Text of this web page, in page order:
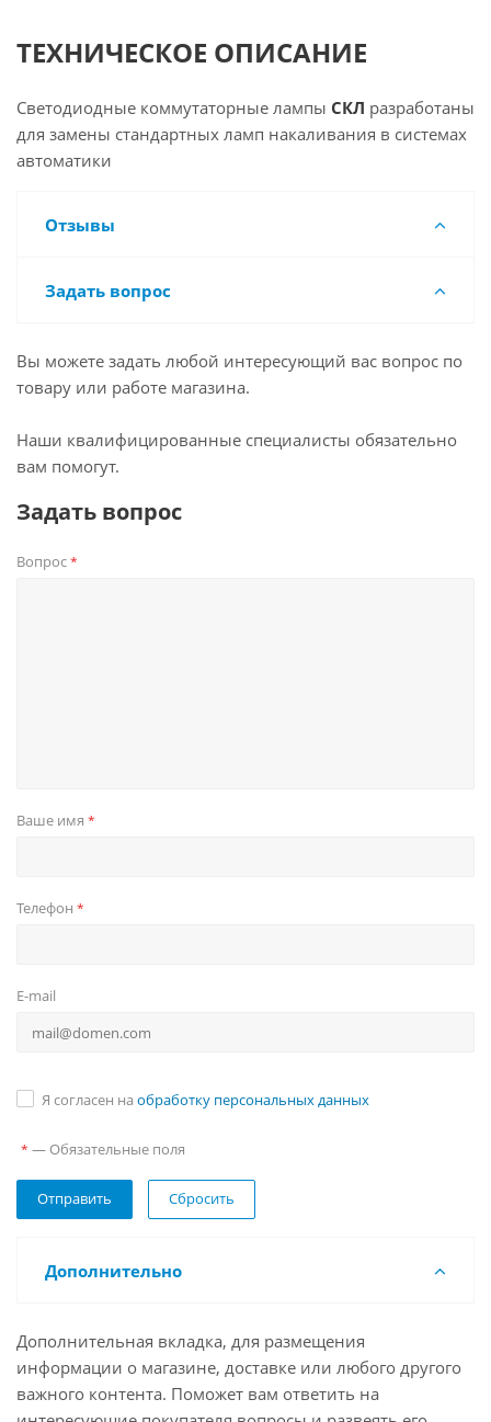
ТЕХНИЧЕСКОЕ ОПИСАНИЕ
Светодиодные коммутаторные лампы СКЛ разработаны
для замены стандартных ламп накаливания в системах
автоматики
Отзывы
Задать вопрос
Вы можете задать любой интересующий вас вопрос по
товару или работе магазина.
Наши квалифицированные специалисты обязательно
вам помогут.
Задать вопрос
Вопрос*
Ваше имя *
Телефон *
E-mail
Я согласен на обработку персональных данных
* — Обязательные поля
Сбросить
Дополнительно
Дополнительная вкладка, для размещения
информации о магазине, доставке или любого другого
важного контента. Поможет вам ответить на